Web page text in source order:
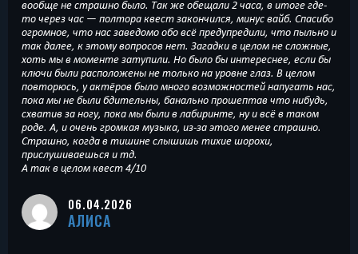
вообще не страшно было. Так же обещали 2 часа, в итоге где-
то через час — полтора квест закончился, минус вайб. Спасибо
огромное, что нас заведомо обо всё предупредили, что пыльно и
так далее, к этому вопросов нет. Загадки в целом не сложные,
хоть мы в моменте затупили. Но было бы интереснее, если бы
ключи были расположены не только на уровне глаз. В целом
повторюсь, у актёров было много возможностей напугать нас,
пока мы не были бдительны, банально прошептав что нибудь,
схватив за ногу, пока мы были в лабиринте, ну и всё в таком
роде. А, и очень громкая музыка, из-за этого менее страшно.
Страшно, когда в тишине слышишь тихие шорохи,
прислушиваешься и тд.
А так в целом квест 4/10
06.04.2026
АЛИСА